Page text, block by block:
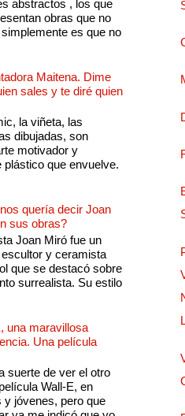
abstractos , los que
obras que no
es que no
Maitena. Dime
sales y te diré quien
la viñeta, las
dibujadas, son
motivador y
plástico que envuelve.
quería decir Joan
sus obras?
Joan Miró fue un
escultor y ceramista
que se destacó sobre
surrealista. Su estilo
una maravillosa
Una película
suerte de ver el otro
Wall-E, en
y jóvenes, pero que